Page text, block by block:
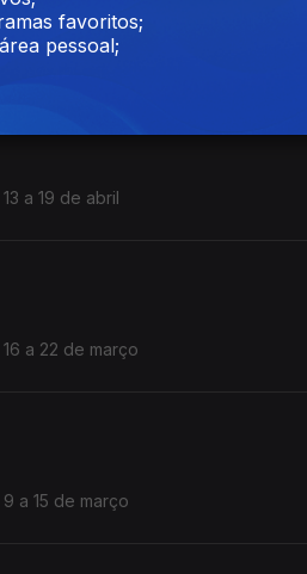
a 26 de abril
a 19 de abril
a 22 de março
a 15 de março
favoritos;
pessoal;